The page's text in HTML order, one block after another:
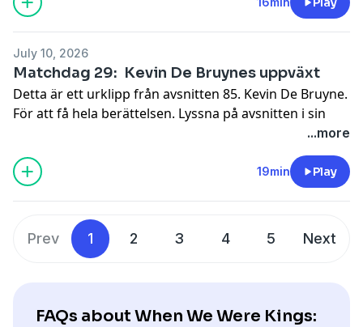
July 10, 2026
Matchdag 29: Kevin De Bruynes uppväxt
Detta är ett urklipp från avsnitten 85. Kevin De Bruyne.
För att få hela berättelsen. Lyssna på avsnitten i sin
for more
information.
...more
19min Play
Prev 1 2 3 4 5 Next
FAQs about When We Were Kings: